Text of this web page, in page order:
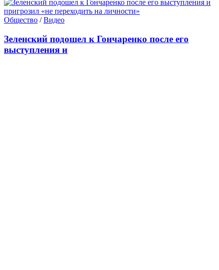
Общество /Видео
Зеленский подошел к Гончаренко после его
выступления и